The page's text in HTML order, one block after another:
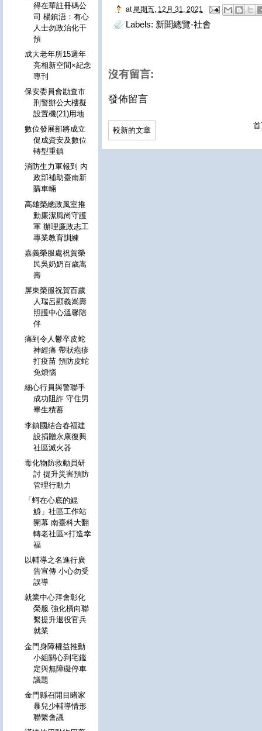
at 星期五, 12月 31, 2021
Labels: 新聞總覽-社會
沒有留言:
發佈留言
較新的文章
得在華註冊碼公
司 楊鎮浯：有心
人士勿政治化干
預
成大老年所15週年
亮相新空間×紀念
專刊
保安委員會勘查市
刑警辦公大樓擬
設置機(21)用地
數位發展部將成立
促成資安及數位
轉型重鎮
消防生力軍報到 內
政部補助臺南新
購車輛
高雄榮總政風室推
動廉潔風尚守護
軍 辦理廉政志工
專業教育訓練
嘉義榮服處祝賀榮
民吳奶奶百歲嵩
壽
屏東榮服祝賀百歲
人瑞呂顯義嵩壽
照護中心溫馨陪
伴
痛到令人鬱卒皮蛇
神經痛 帶狀疱疹
打疫苗 預防皮蛇
免煩惱
細心行員與警聯手
成功阻詐 守住男
畢生積蓄
李鎮國結合春福建
設捐贈永康復興
社區滅火器
毒化物防救動員研
討 提升災害預防
管理行動力
「蚵在心底的鯤
鯓」社區工作站
開幕 南臺科大翻
轉老社區×打造幸
福
以輔導之名進行廣
告宣傳 小心勿受
誤導
就業中心拜會彰化
榮服 強化橫向聯
繫提升退役官兵
就業
金門身障權益推動
小組關心到宅鑑
定與無障礙停車
議題
金門縣召開目睹家
暴兒少輔導情形
聯繫會議